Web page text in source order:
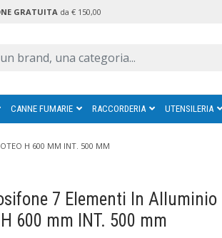
GRATUITA da € 150,00
CANNE FUMARIE RACCORDERIA UTENSILERIA
H 600 MM INT. 500 MM
7 Elementi In Alluminio
600 mm INT. 500 mm